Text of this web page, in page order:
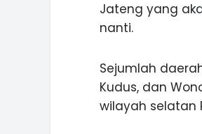
Jateng yang
nanti.
Sejumlah
Kudus, dan
wilayah selatan